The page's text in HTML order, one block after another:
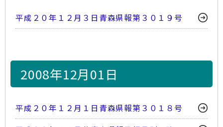
平成２０年１２月３日青森県報第３０１９号
2008年12月01日
平成２０年１２月１日青森県報第３０１８号